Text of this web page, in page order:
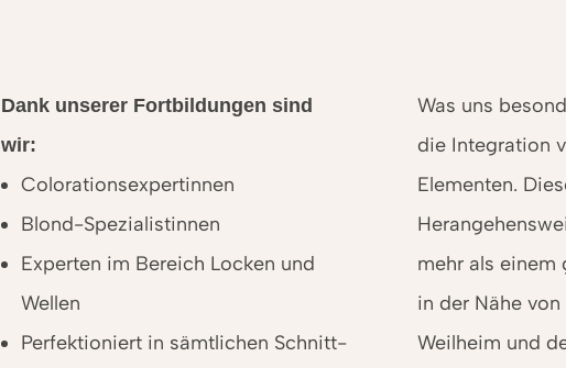
Dank unserer Fortbildungen sind
wir:
Colorationsexpertinnen
Blond-Spezialistinnen
Experten im Bereich Locken und
Wellen
Perfektioniert in sämtlichen Schnitt­
Was uns
die Integration
Elementen.
mehr als einem
in der Nähe
Weilheim und